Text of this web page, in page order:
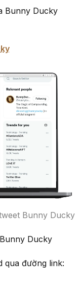
Bunny Ducky
Bunny Ducky
Ducky
qua đường link: